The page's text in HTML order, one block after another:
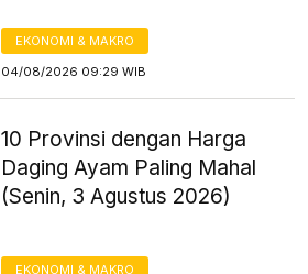
EKONOMI & MAKRO
04/08/2026 09:29 WIB
10 Provinsi dengan Harga
Daging Ayam Paling Mahal
(Senin, 3 Agustus 2026)
EKONOMI & MAKRO